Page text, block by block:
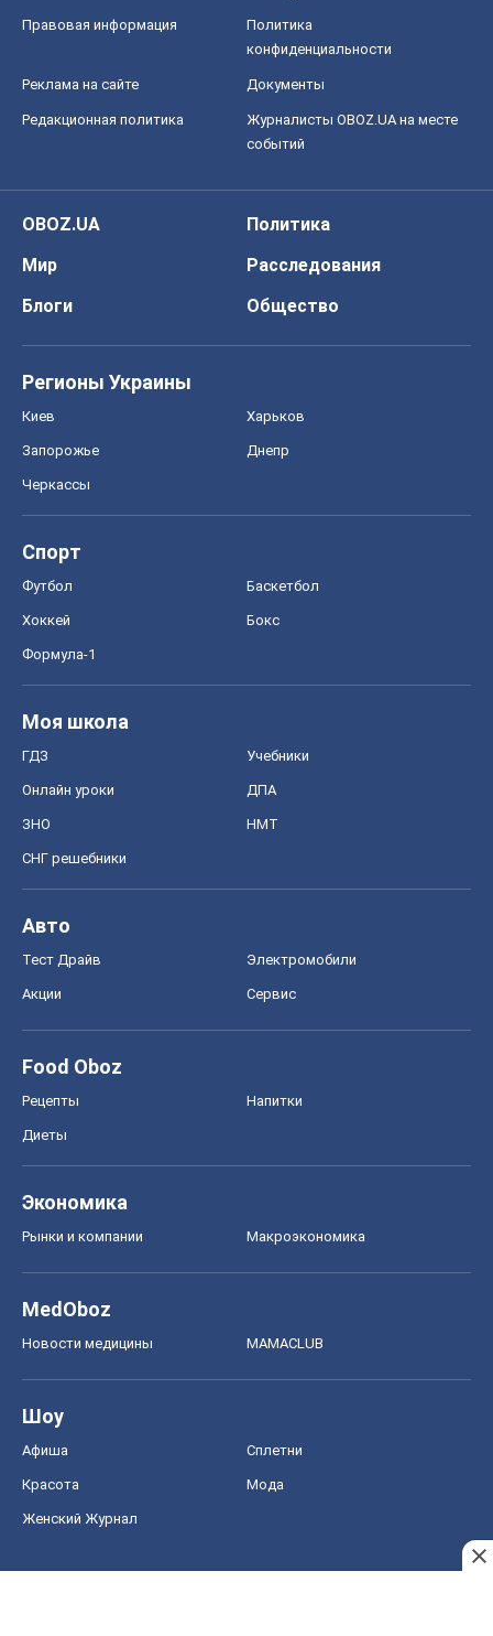
Правовая информация
Политика
конфиденциальности
Реклама на сайте Документы
Редакционная политика
Журналисты OBOZ.UA на месте
событий
OBOZ.UA
Политика
Мир
Расследования
Блоги
Общество
Регионы Украины
Киев Харьков
Запорожье Днепр
Черкассы
Спорт
Футбол Баскетбол
Хоккей Бокс
Формула-1
Моя школа
ГДЗ Учебники
Онлайн уроки ДПА
ЗНО НМТ
СНГ решебники
Авто
Тест Драйв Электромобили
Акции Сервис
Food Oboz
Рецепты Напитки
Диеты
Экономика
Рынки и компании Mакроэкономика
MedOboz
Новости медицины MAMACLUB
Шоу
Афиша Сплетни
Красота Мода
Женский Журнал